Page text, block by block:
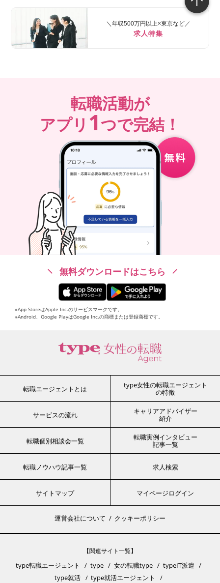
＼年収500万円以上×東京など／
求人特集
転職活動が
アプリ 1つで完結！
無料ダウンロードはこちら
※App StoreはApple Inc.のサービスマークです。
※Android、Google PlayはGoogle Inc.の商標または登録商標です。
転職エージェントとは
type女性の転職エージェント
の特徴
サービスの流れ
キャリアアドバイザー
紹介
転職個別相談会一覧
転職実例インタビュー
記事一覧
転職ノウハウ記事一覧 求人検索
サイトマップ マイページログイン
運営会社について クッキーポリシー
【関連サイト一覧】
type転職エージェント type 女の転職type
typeIT派遣
type就活
type就活エージェント